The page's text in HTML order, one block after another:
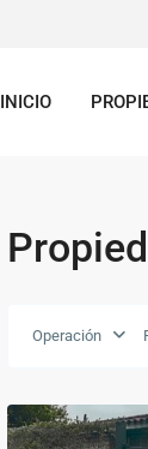
INICIO
Operación